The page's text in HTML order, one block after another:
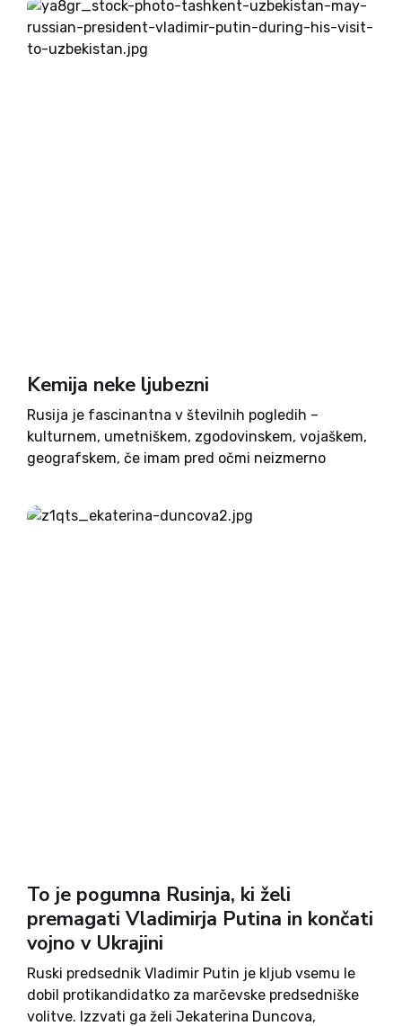
Kemija neke ljubezni
Rusija je fascinantna v številnih pogledih –
kulturnem, umetniškem, zgodovinskem, vojaškem,
geografskem, če imam pred očmi neizmerno
državljana Republike Slovenije pa mojo pozornost
najbolj privlači politični in sociološki fenomen
To je pogumna Rusinja, ki želi
premagati Vladimirja Putina in končati
vojno v Ukrajini
Ruski predsednik Vladimir Putin je kljub vsemu le
dobil protikandidatko za marčevske predsedniške
volitve. Izzvati ga želi Jekaterina Duncova,